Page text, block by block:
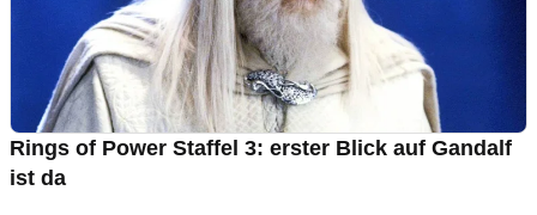
Rings of Power Staffel 3: erster Blick auf Gandalf
ist da